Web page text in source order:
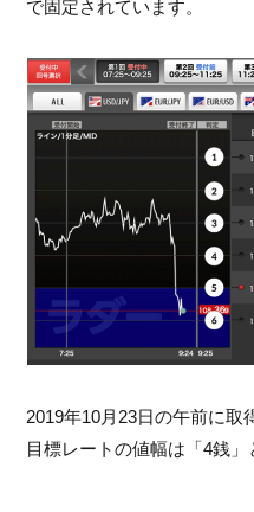
で固定されています。
2019年10月23日の午前に取
目標レートの値幅は「4銭」